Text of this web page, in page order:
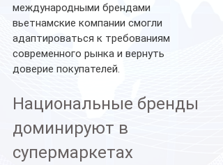
международными брендами
вьетнамские компании смогли
адаптироваться к требованиям
современного рынка и вернуть
доверие покупателей.
Национальные бренды
доминируют в
супермаркетах